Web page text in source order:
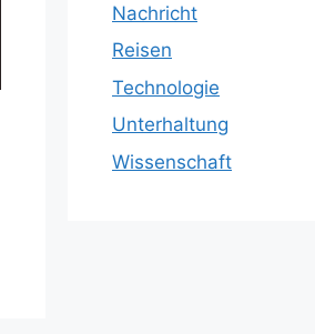
Nachricht
Reisen
Technologie
Unterhaltung
Wissenschaft